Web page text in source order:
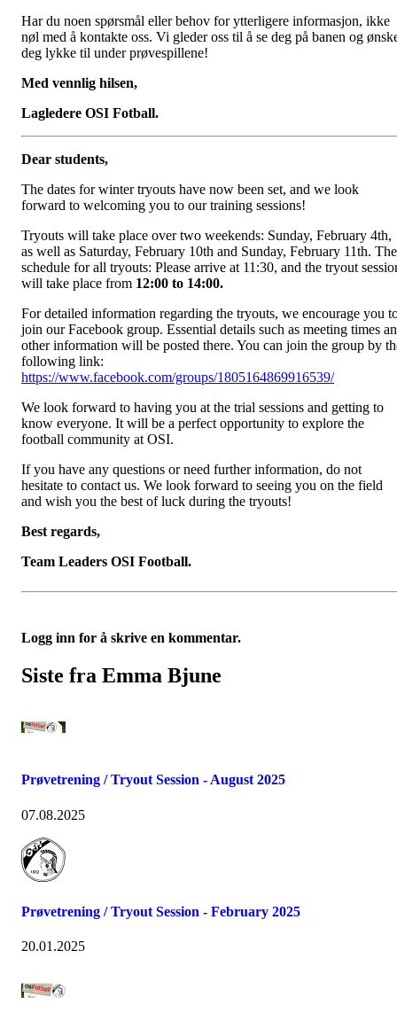
Har du noen spørsmål eller behov for ytterligere informasjon, ikke
nøl med å kontakte oss. Vi gleder oss til å se deg på banen og
deg lykke til under prøvespillene!
Med vennlig hilsen,
Lagledere OSI Fotball.
Dear students,
The dates for winter tryouts have now been set, and we look
forward to welcoming you to our training sessions!
Tryouts will take place over two weekends: Sunday, February 4th,
as well as Saturday, February 10th and Sunday, February 11th. The
schedule for all tryouts: Please arrive at 11:30, and the tryout
will take place from 12:00 to 14:00.
For detailed information regarding the tryouts, we encourage you
join our Facebook group. Essential details such as meeting times
other information will be posted there. You can join the group by
following link:
https://www.facebook.com/groups/1805164869916539/
We look forward to having you at the trial sessions and getting to
know everyone. It will be a perfect opportunity to explore the
football community at OSI.
If you have any questions or need further information, do not
hesitate to contact us. We look forward to seeing you on the field
and wish you the best of luck during the tryouts!
Best regards,
Team Leaders OSI Football.
Logg inn for å skrive en kommentar.
Siste fra Emma Bjune
Prøvetrening / Tryout Session - August 2025
07.08.2025
Prøvetrening / Tryout Session - February 2025
20.01.2025